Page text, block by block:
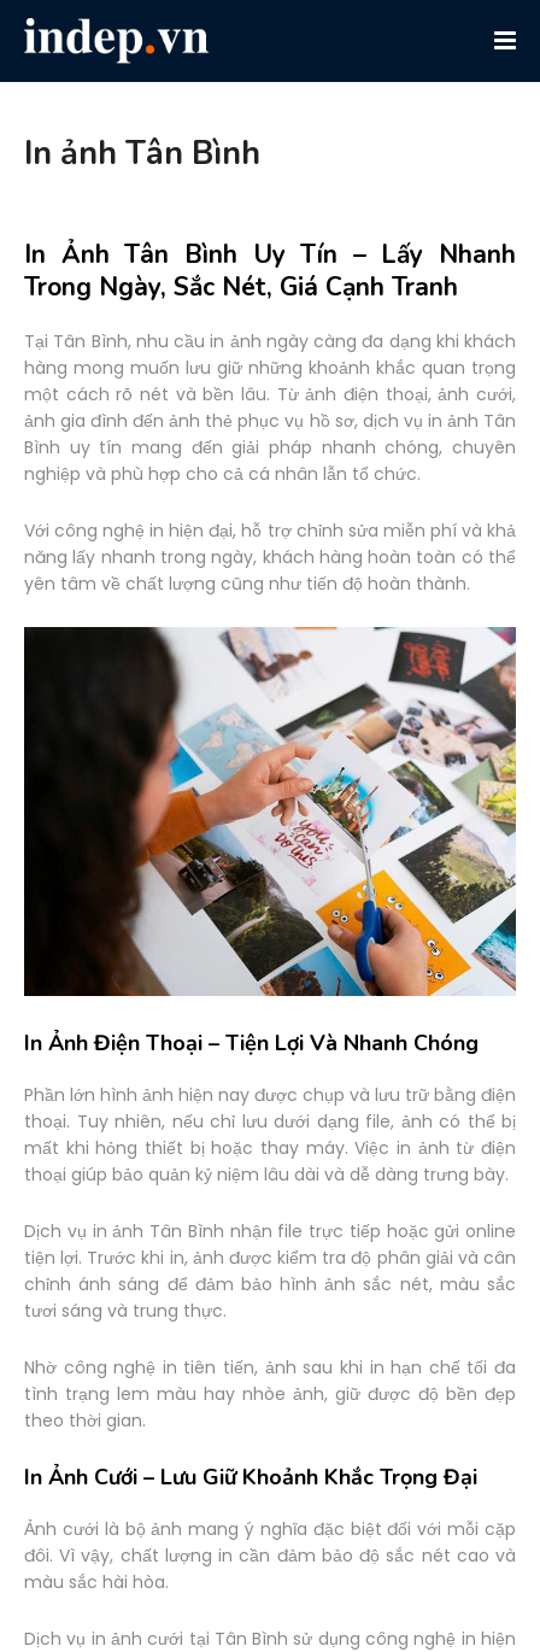
In ảnh Tân Bình
In Ảnh Tân Bình Uy Tín – Lấy Nhanh
Trong Ngày, Sắc Nét, Giá Cạnh Tranh
Tại Tân Bình, nhu cầu in ảnh ngày càng đa dạng khi khách
hàng mong muốn lưu giữ những khoảnh khắc quan trọng
một cách rõ nét và bền lâu. Từ ảnh điện thoại, ảnh cưới,
ảnh gia đình đến ảnh thẻ phục vụ hồ sơ, dịch vụ in ảnh Tân
Bình uy tín mang đến giải pháp nhanh chóng, chuyên
nghiệp và phù hợp cho cả cá nhân lẫn tổ chức.
Với công nghệ in hiện đại, hỗ trợ chỉnh sửa miễn phí và khả
năng lấy nhanh trong ngày, khách hàng hoàn toàn có thể
yên tâm về chất lượng cũng như tiến độ hoàn thành.
In Ảnh Điện Thoại – Tiện Lợi Và Nhanh Chóng
Phần lớn hình ảnh hiện nay được chụp và lưu trữ bằng điện
thoại. Tuy nhiên, nếu chỉ lưu dưới dạng file, ảnh có thể bị
mất khi hỏng thiết bị hoặc thay máy. Việc in ảnh từ điện
thoại giúp bảo quản kỷ niệm lâu dài và dễ dàng trưng bày.
Dịch vụ in ảnh Tân Bình nhận file trực tiếp hoặc gửi online
tiện lợi. Trước khi in, ảnh được kiểm tra độ phân giải và cân
chỉnh ánh sáng để đảm bảo hình ảnh sắc nét, màu sắc
tươi sáng và trung thực.
Nhờ công nghệ in tiên tiến, ảnh sau khi in hạn chế tối đa
tình trạng lem màu hay nhòe ảnh, giữ được độ bền đẹp
theo thời gian.
In Ảnh Cưới – Lưu Giữ Khoảnh Khắc Trọng Đại
Ảnh cưới là bộ ảnh mang ý nghĩa đặc biệt đối với mỗi cặp
đôi. Vì vậy, chất lượng in cần đảm bảo độ sắc nét cao và
màu sắc hài hòa.
Dịch vụ in ảnh cưới tại Tân Bình sử dụng công nghệ in hiện